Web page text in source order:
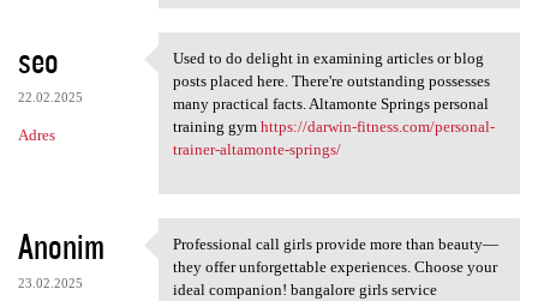
seo
22.02.2025
Adres
Used to do delight in
Used to do delight in examining articles or blog
posts placed here. There're outstanding possesses
many practical facts. Altamonte Springs personal
training gym https://darwin-fitness.com/personal-
trainer-altamonte-springs/
Anonim
23.02.2025
Professional call girls
Professional call girls provide more than beauty—
they offer unforgettable experiences. Choose your
ideal companion! bangalore girls service